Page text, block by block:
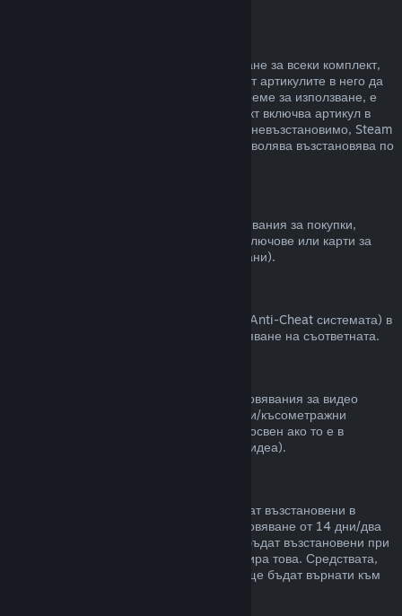
Можете да получите пълно възстановяване за всеки комплект,
закупен в Steam магазина. Стига никой от артикулите в него да
не е бил прехвърлен и ако общото им време за използване, е
по-малко от два часа. Ако даден комплект включва артикул в
игра или сваляемо съдържание, което е невъзстановимо, Steam
ще Ви уведоми дали целия комплект позволява възстановява по
Valve не може да предостави възстановявания за покупки,
направени извън Steam (например, CD ключове или карти за
Steam портфейла закупени от трети страни).
Ако сте получили забрана от VAC (Valve Anti-Cheat системата) в
някоя игра, губите правото за възстановяване на съответната.
Неспособни сме да предлагаме възстановявания за видео
съдържание в Steam (пр. пълнометражни/късометражни
филми, сериали, епизоди и упътвания), освен ако то е в
комплект с други продукти (които не са видеа).
Неупотребените подаръци могат да бъдат възстановени в
рамките на стандартния срок за възстановяване от 14 дни/два
часа. Употребените подаръци могат да бъдат възстановени при
същите условия, ако получателят инициира това. Средствата,
използвани за закупуване на подаръка, ще бъдат върнати към